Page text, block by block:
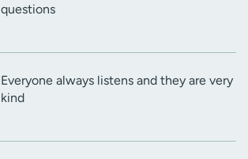
questions
Everyone always listens and they are very
kind